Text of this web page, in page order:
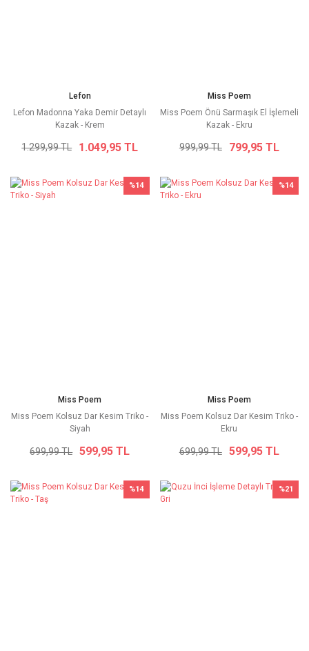
Lefon
Lefon Madonna Yaka Demir Detaylı
Kazak - Krem
1.299,99 TL 1.049,95 TL
Miss Poem
Miss Poem Önü Sarmaşık El İşlemeli
Kazak - Ekru
999,99 TL 799,95 TL
%14
Miss Poem
Miss Poem Kolsuz Dar Kesim Triko -
Siyah
699,99 TL 599,95 TL
%14
Miss Poem
Miss Poem Kolsuz Dar Kesim Triko -
Ekru
699,99 TL 599,95 TL
%14 %21